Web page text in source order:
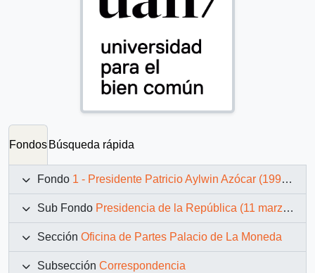
Fondos Búsqueda rápida
Fondo 1 - Presidente Patricio Aylwin Azócar (1990-1994)
Sub Fondo Presidencia de la República (11 marzo 1990 – 11 marzo 1994)
Sección Oficina de Partes Palacio de La Moneda
Subsección Correspondencia